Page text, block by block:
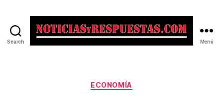
Search Menú
Categorías
ECONOMÍA